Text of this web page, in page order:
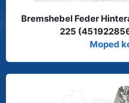
Bremshebel Feder
225
Moped